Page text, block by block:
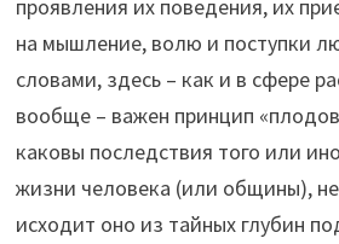
проявления их поведения, их
на мышление, волю и поступки
словами, здесь – как и в сфере
вообще – важен принцип
каковы последствия того или
жизни человека (или общины),
исходит оно из тайных глубин